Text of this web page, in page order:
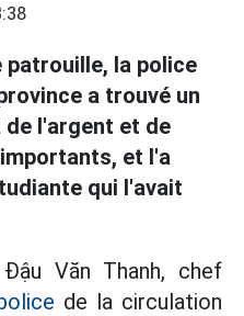
patrouille, la police
a trouvé un
l'argent et de
et l'a
qui l'avait
Văn Thanh, chef
de la circulation